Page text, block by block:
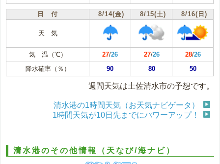
日 付 8/14(金) 8/15(土) 8/16(日)
天 気
気 温（℃） 27/26 27/26 28/26
降水確率（％）
90 80 50
週間天気は土佐清水市の予想です。
清水港の1時間天気（お天気ナビゲータ）
1時間天気が10日先までにパワーアップ！
清水港のその他情報（天なび/海ナビ）